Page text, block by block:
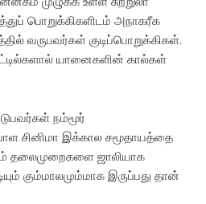
பொறுக்கிகளிடம் அநாகரீக
வருபவர்கள் குடிப்பொறுக்கிகள்.
யானைகளின் கால்கள்
நம்மூர்
சினிமா இக்கால சமூதாயத்தை
தலைமுறைகளை ஜாலியாக
கும்மாலமும்மாக இருப்பது தான்